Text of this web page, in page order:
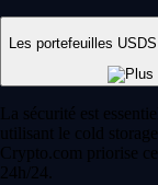
Les portefeuilles
La sécurité est
utilisant le cold
Crypto.com priorise
24h/24.